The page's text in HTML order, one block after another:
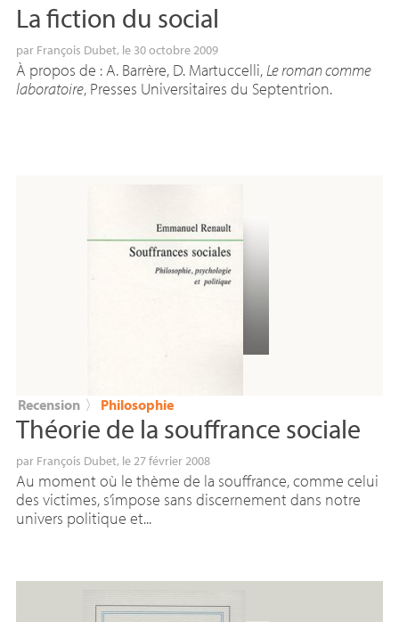
La fiction du social
par François Dubet, le 30 octobre 2009
À propos de : A. Barrère, D. Martuccelli,Le roman comme
laboratoire, Presses Universitaires du Septentrion.
Recension 〉 Philosophie
Théorie de la souffrance sociale
par François Dubet, le 27 février 2008
Au moment où le thème de la souffrance, comme celui
des victimes, s’impose sans discernement dans notre
univers politique et...